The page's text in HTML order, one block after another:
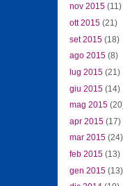
nov 2015 (11)
ott 2015 (21)
set 2015 (18)
ago 2015 (8)
lug 2015 (21)
giu 2015 (14)
mag 2015
apr 2015 (17)
mar 2015 (24)
feb 2015 (13)
gen 2015 (13)